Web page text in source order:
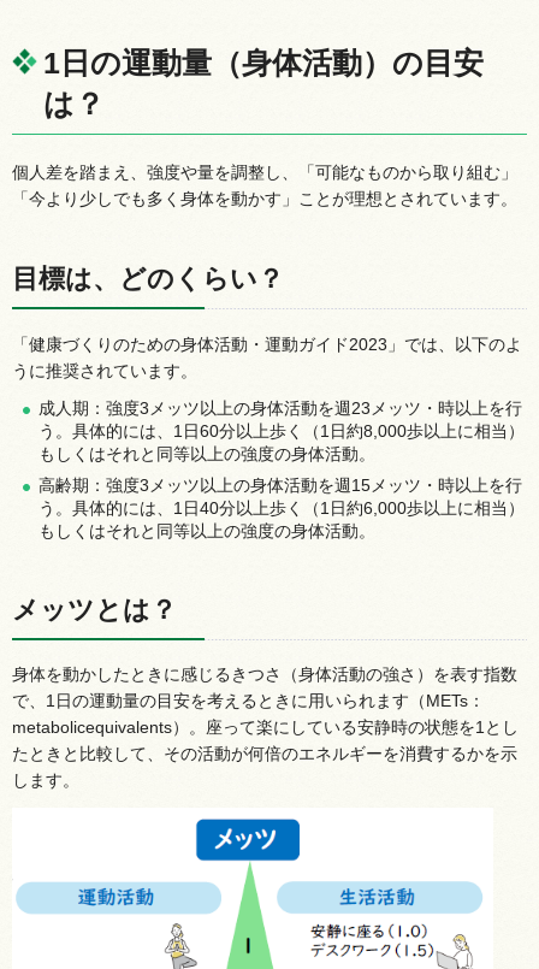
1日の運動量（身体活動）の目安
は？
個人差を踏まえ、強度や量を調整し、「可能なものから取り組む」
「今より少しでも多く身体を動かす」ことが理想とされています。
目標は、どのくらい？
「健康づくりのための身体活動・運動ガイド2023」では、以下のよ
うに推奨されています。
成人期：強度3メッツ以上の身体活動を週23メッツ・時以上を行
う。具体的には、1日60分以上歩く（1日約8,000歩以上に相当）
もしくはそれと同等以上の強度の身体活動。
高齢期：強度3メッツ以上の身体活動を週15メッツ・時以上を行
う。具体的には、1日40分以上歩く（1日約6,000歩以上に相当）
もしくはそれと同等以上の強度の身体活動。
メッツとは？
身体を動かしたときに感じるきつさ（身体活動の強さ）を表す指数
で、1日の運動量の目安を考えるときに用いられます（METs：
metabolicequivalents）。座って楽にしている安静時の状態を1とし
たときと比較して、その活動が何倍のエネルギーを消費するかを示
します。